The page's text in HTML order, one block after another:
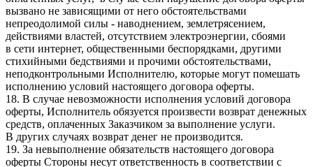
вызвано не зависящими от него обстоятельствами
непреодолимой силы - наводнением, землетрясением,
действиями властей, отсутствием электроэнергии, сбоями
в сети интернет, общественными беспорядками, другими
стихийными бедствиями и прочими обстоятельствами,
неподконтрольными Исполнителю, которые могут помешать
исполнению условий настоящего договора оферты.
18. В случае невозможности исполнения условий договора
оферты, Исполнитель обязуется произвести возврат денежных
средств, оплаченных Заказчиком за выполнение услуги.
В других случаях возврат денег не производится.
19. За невыполнение обязательств настоящего договора
оферты Стороны несут ответственность в соответствии с